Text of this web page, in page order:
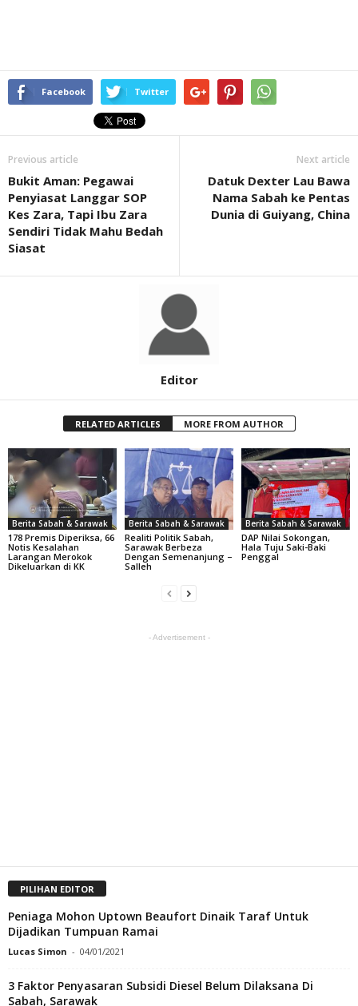
Facebook Twitter
Previous article
Bukit Aman: Pegawai
Penyiasat Langgar SOP
Kes Zara, Tapi Ibu Zara
Sendiri Tidak Mahu Bedah
Siasat
Next article
Datuk Dexter Lau Bawa
Nama Sabah ke Pentas
Dunia di Guiyang, China
Editor
RELATED ARTICLES MORE FROM AUTHOR
Berita Sabah & Sarawak
178 Premis Diperiksa, 66
Notis Kesalahan
Larangan Merokok
Dikeluarkan di KK
Berita Sabah & Sarawak
Realiti Politik Sabah,
Sarawak Berbeza
Dengan Semenanjung –
Salleh
Berita Sabah & Sarawak
DAP Nilai Sokongan,
Hala Tuju Saki-Baki
Penggal
- Advertisement -
PILIHAN EDITOR
Peniaga Mohon Uptown Beaufort Dinaik Taraf Untuk
Dijadikan Tumpuan Ramai
Lucas Simon - 04/01/2021
3 Faktor Penyasaran Subsidi Diesel Belum Dilaksana Di
Sabah, Sarawak